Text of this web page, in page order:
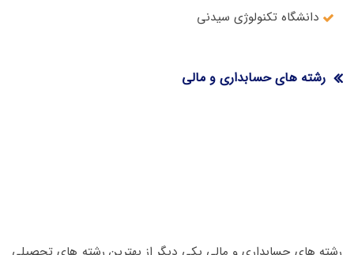
دانشگاه تکنولوژی سیدنی
رشته های حسابداری و مالی